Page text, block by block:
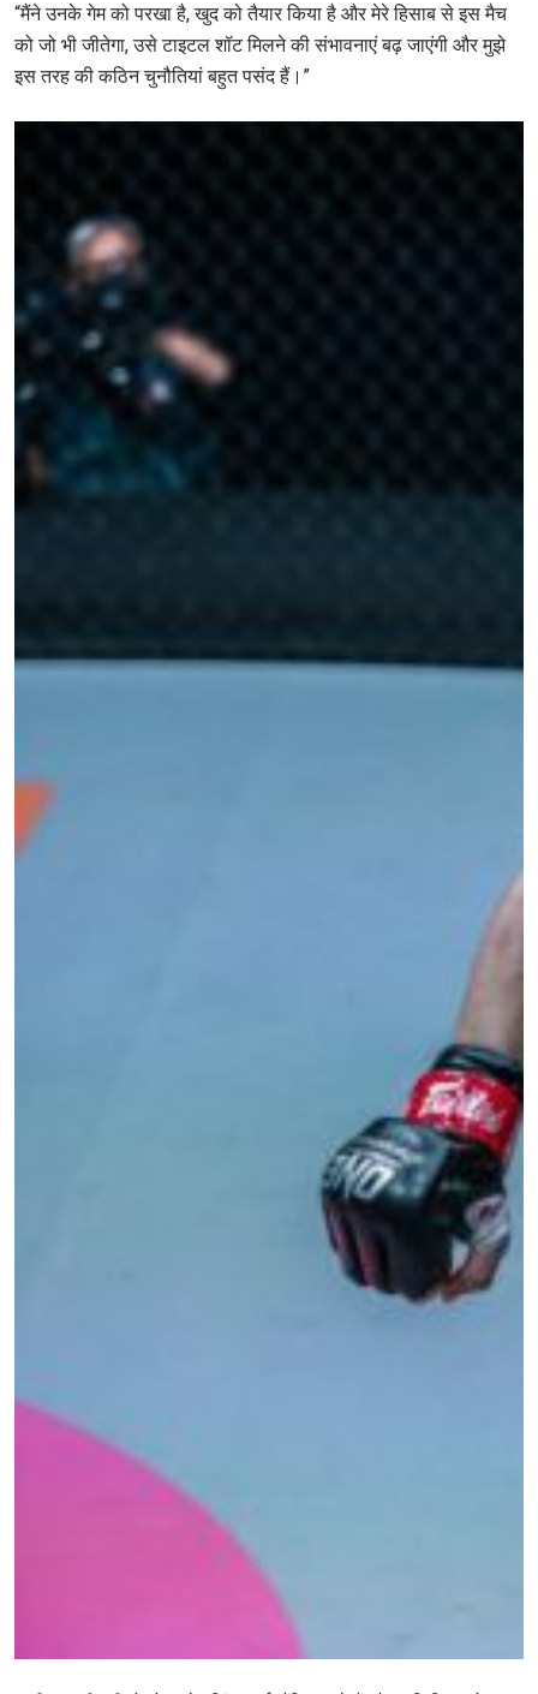
“मैंने उनके गेम को परखा है, खुद को तैयार किया है और मेरे हिसाब से इस मैच
को जो भी जीतेगा, उसे टाइटल शॉट मिलने की संभावनाएं बढ़ जाएंगी और मुझे
इस तरह की कठिन चुनौतियां बहुत पसंद हैं।”